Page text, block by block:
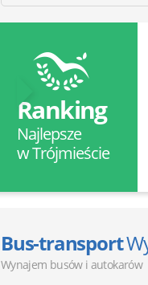
Ranking
Najlepsze
w Trójmieście
Bus-transport
Wynajem busów i autokarów